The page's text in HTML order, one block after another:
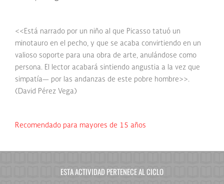
<<Está narrado por un niño al que Picasso tatuó un
minotauro en el pecho, y que se acaba convirtiendo en un
valioso soporte para una obra de arte, anulándose como
persona. El lector acabará sintiendo angustia a la vez que
simpatía— por las andanzas de este pobre hombre>>.
(David Pérez Vega)
Recomendado para mayores de 15 años
ESTA ACTIVIDAD PERTENECE AL CICLO